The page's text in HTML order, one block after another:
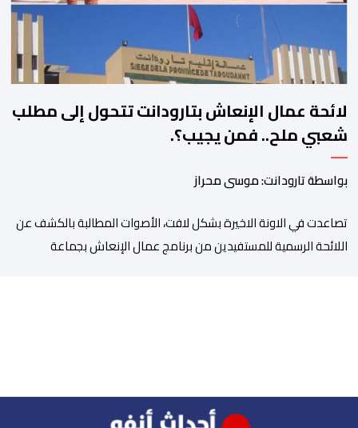
لائحة عمال الإنعاش بتارودانت تتحول إلى مطلب
شعبي ملح.. فمن يجيب؟.
بواسطة تارودانت: موسى محراز
تصاعدت في الاونة الاخيرة بشكل لافت، الأصوات المطالبة بالكشف عن
اللائحة الرسمية للمستفيدين من برنامج عمال الإنعاش بجماعة